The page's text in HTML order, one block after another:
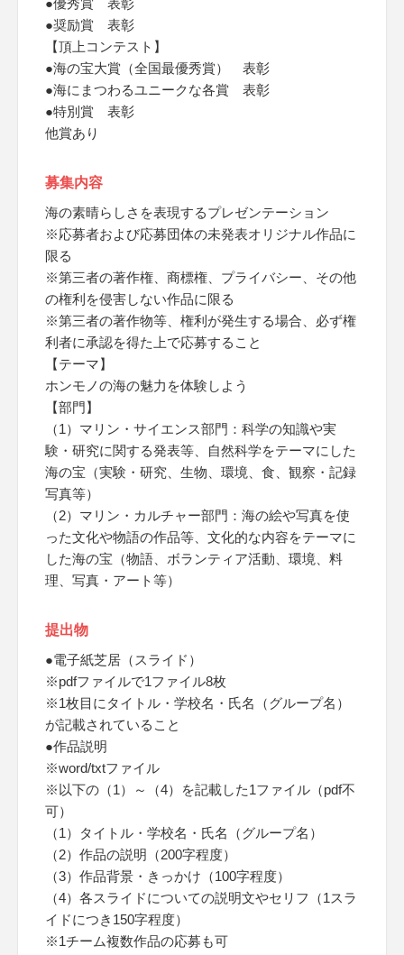
●優秀賞 表彰
●奨励賞 表彰
【頂上コンテスト】
●海の宝大賞（全国最優秀賞） 表彰
●海にまつわるユニークな各賞 表彰
●特別賞 表彰
他賞あり
募集内容
海の素晴らしさを表現するプレゼンテーション
※応募者および応募団体の未発表オリジナル作品に
限る
※第三者の著作権、商標権、プライバシー、その他
の権利を侵害しない作品に限る
※第三者の著作物等、権利が発生する場合、必ず権
利者に承認を得た上で応募すること
【テーマ】
ホンモノの海の魅力を体験しよう
【部門】
（1）マリン・サイエンス部門：科学の知識や実
験・研究に関する発表等、自然科学をテーマにした
海の宝（実験・研究、生物、環境、食、観察・記録
写真等）
（2）マリン・カルチャー部門：海の絵や写真を使
った文化や物語の作品等、文化的な内容をテーマに
した海の宝（物語、ボランティア活動、環境、料
理、写真・アート等）
提出物
●電子紙芝居（スライド）
※pdfファイルで1ファイル8枚
※1枚目にタイトル・学校名・氏名（グループ名）
が記載されていること
●作品説明
※word/txtファイル
※以下の（1）～（4）を記載した1ファイル（pdf不
可）
（1）タイトル・学校名・氏名（グループ名）
（2）作品の説明（200字程度）
（3）作品背景・きっかけ（100字程度）
（4）各スライドについての説明文やセリフ（1スラ
イドにつき150字程度）
※1チーム複数作品の応募も可